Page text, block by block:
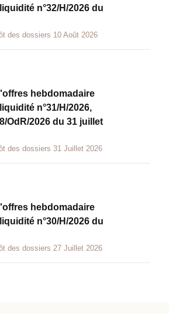
n°32/H/2026 du
des dossiers 10 Août 2026
hebdomadaire
n°31/H/2026,
OdR/2026 du 31 juillet
des dossiers 31 Juillet 2026
hebdomadaire
n°30/H/2026 du
des dossiers 27 Juillet 2026